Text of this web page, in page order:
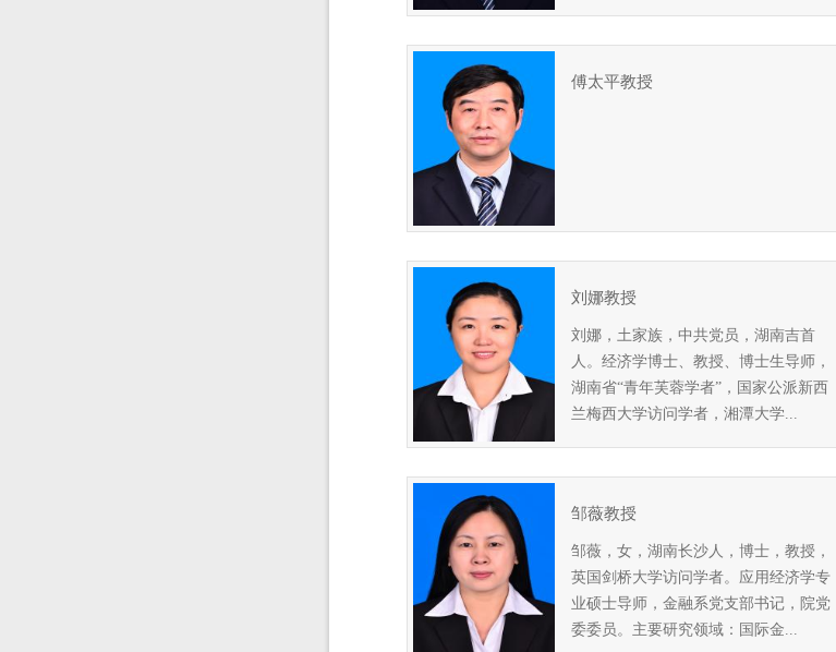
傅太平教授
刘娜教授
刘娜，土家族，中共党员，湖南吉首
人。经济学博士、教授、博士生导师，
湖南省“青年芙蓉学者”，国家公派新西
兰梅西大学访问学者，湘潭大学...
邹薇教授
邹薇，女，湖南长沙人，博士，教授，
英国剑桥大学访问学者。应用经济学专
业硕士导师，金融系党支部书记，院党
委委员。主要研究领域：国际金...